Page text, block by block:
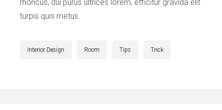
rhoncus, dui purus ultrices lorem, efficitur gravida elit
turpis quis metus.
Interior Design Room Tips Trick